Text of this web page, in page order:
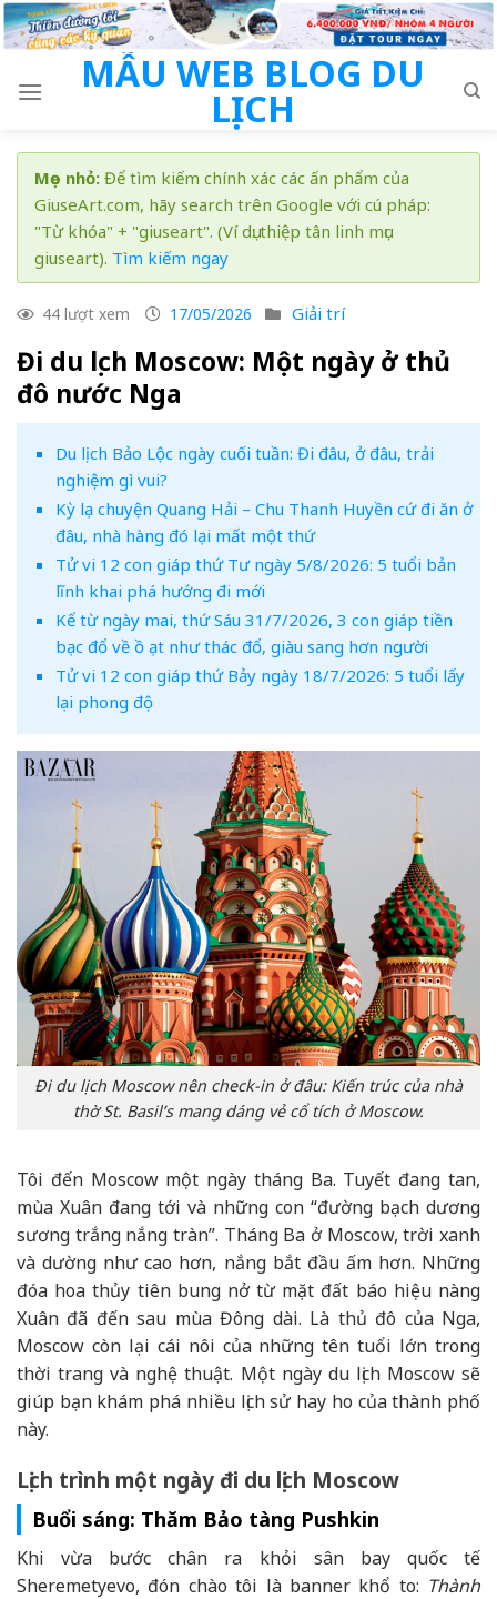
Skip
to
MẪU WEB BLOG DU
LỊCH
Mẹo nhỏ: Để tìm kiếm chính xác các ấn phẩm của
GiuseArt.com, hãy search trên Google với cú pháp:
"Từ khóa" + "giuseart". (Ví dụ: thiệp tân linh mục
giuseart). Tìm kiếm ngay
44 lượt xem 17/05/2026 Giải trí
Đi du lịch Moscow: Một ngày ở thủ
đô nước Nga
Du lịch Bảo Lộc ngày cuối tuần: Đi đâu, ở đâu, trải
nghiệm gì vui?
Kỳ lạ chuyện Quang Hải – Chu Thanh Huyền cứ đi ăn ở
đâu, nhà hàng đó lại mất một thứ
Tử vi 12 con giáp thứ Tư ngày 5/8/2026: 5 tuổi bản
lĩnh khai phá hướng đi mới
Kể từ ngày mai, thứ Sáu 31/7/2026, 3 con giáp tiền
bạc đổ về ồ ạt như thác đổ, giàu sang hơn người
Tử vi 12 con giáp thứ Bảy ngày 18/7/2026: 5 tuổi lấy
lại phong độ
Đi du lịch Moscow nên check-in ở đâu: Kiến trúc của nhà
thờ St. Basil’s mang dáng vẻ cổ tích ở Moscow.
Tôi đến Moscow một ngày tháng Ba. Tuyết đang tan,
mùa Xuân đang tới và những con “đường bạch dương
sương trắng nắng tràn”. Tháng Ba ở Moscow, trời xanh
và dường như cao hơn, nắng bắt đầu ấm hơn. Những
đóa hoa thủy tiên bung nở từ mặt đất báo hiệu nàng
Xuân đã đến sau mùa Đông dài. Là thủ đô của Nga,
Moscow còn lại cái nôi của những tên tuổi lớn trong
thời trang và nghệ thuật. Một ngày du lịch Moscow sẽ
giúp bạn khám phá nhiều lịch sử hay ho của thành phố
này.
Lịch trình một ngày đi du lịch Moscow
Buổi sáng: Thăm Bảo tàng Pushkin
Khi vừa bước chân ra khỏi sân bay quốc tế
Sheremetyevo, đón chào tôi là banner khổ to: Thành